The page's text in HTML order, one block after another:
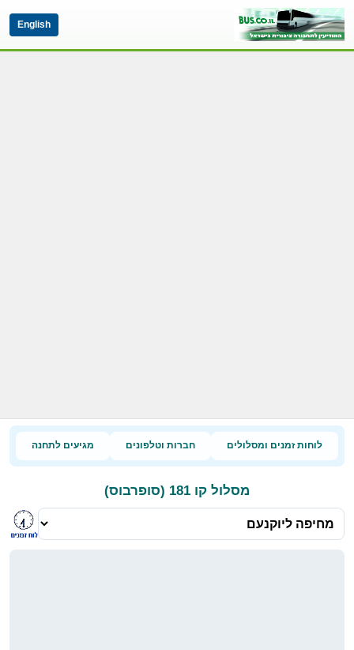
English
לוחות זמנים ומסלולים חברות וטלפונים מגיעים לתחנה
מסלול קו 181 (סופרבוס)